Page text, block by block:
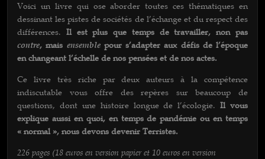
Voici un livre qui ose aborder toutes ces thématiques en
dessinant les pistes de sociétés de l’échange et du respect des
différences. Il est plus que temps de travailler, non pas
contre, mais ensemble pour s’adapter aux défis de l’époque
en changeant l’échelle de nos pensées et de nos actes.
Ce livre très riche par deux auteurs à la compétence
indiscutable vous offre des repères sur beaucoup de
questions, dont une histoire longue de l’écologie.Il vous
explique aussi en quoi, en temps de pandémie ou en temps
« normal », nous devons devenir Terristes.
226 pages (18 euros en version papier et 10 euros en version